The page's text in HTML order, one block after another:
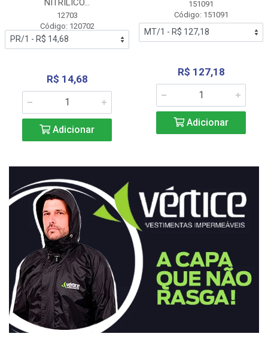
NITRÍLICO...
12703
Código: 120702
R$ 14,68
Adicionar
151091
Código: 151091
R$ 127,18
Adicionar